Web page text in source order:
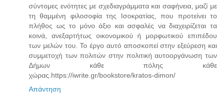
σύντομες ενότητες με σχεδιαγράμματα και σαφήνεια, μαζί με
τη θαμμένη φιλοσοφία της Ισοκρατίας, που προτείνει το
πλήθος ως το μόνο άξιο και ασφαλές να διαχειρίζεται τα
κοινά, ανεξαρτήτως οικονομικού ή μορφωτικού επιπέδου
των μελών του. Το έργο αυτό αποσκοπεί στην εξεύρεση και
συμμετοχή των πολιτών στην πολιτική αυτοοργάνωση των
Δήμων κάθε πόλης κάθε
χώρας.https://iwrite.gr/bookstore/kratos-dimon/
Απάντηση